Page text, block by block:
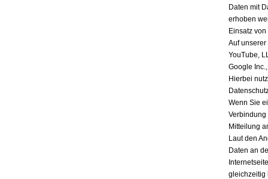
Daten mit
erhoben
Einsatz
Auf
YouTube,
Google
Hierbei
Wenn Sie
Verbindung
Mitteilung
Laut den
Daten an
gleichzeitig